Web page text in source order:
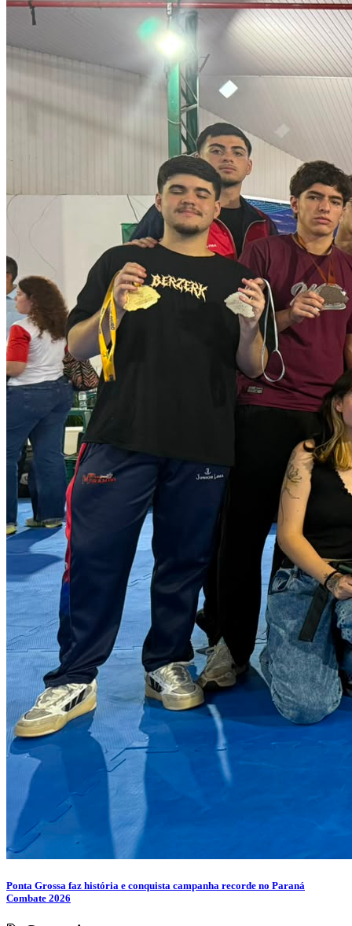
Ponta Grossa faz história e conquista campanha recorde no Paraná
Combate 2026